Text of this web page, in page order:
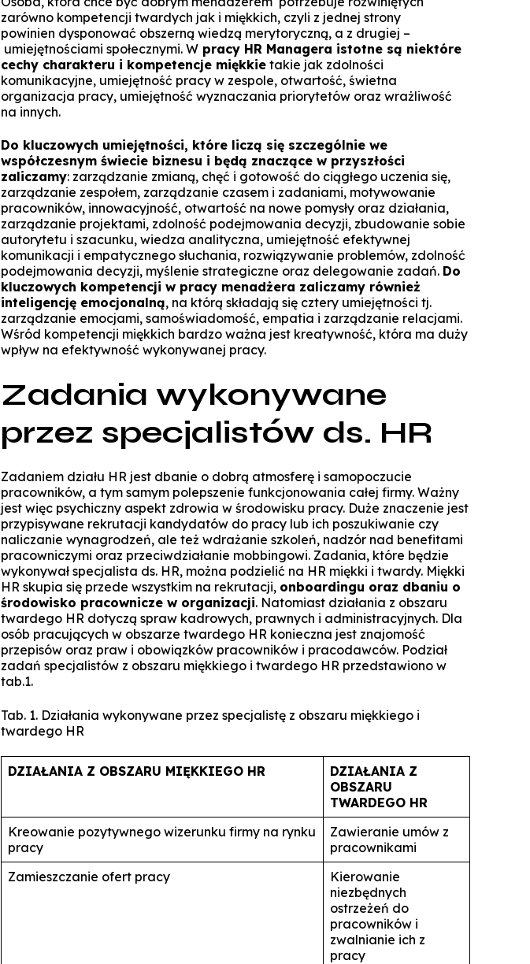
Manager Planowania i
zarówno kompetencji twardych jak i miękkich, czyli z jednej strony
powinien dysponować obszerną wiedzą merytoryczną, a z drugiej –
umiejętnościami społecznymi. W pracy HR Managera istotne są niektóre
cechy charakteru i kompetencje miękkie takie jak zdolności
komunikacyjne, umiejętność pracy w zespole, otwartość, świetna
organizacja pracy, umiejętność wyznaczania priorytetów oraz wrażliwość
na innych.
Do kluczowych umiejętności, które liczą się szczególnie we
współczesnym świecie biznesu i będą znaczące w przyszłości
zaliczamy: zarządzanie zmianą, chęć i gotowość do ciągłego uczenia się,
zarządzanie zespołem, zarządzanie czasem i zadaniami, motywowanie
pracowników, innowacyjność, otwartość na nowe pomysły oraz działania,
zarządzanie projektami, zdolność podejmowania decyzji, zbudowanie sobie
autorytetu i szacunku, wiedza analityczna, umiejętność efektywnej
komunikacji i empatycznego słuchania, rozwiązywanie problemów, zdolność
podejmowania decyzji, myślenie strategiczne oraz delegowanie zadań. Do
kluczowych kompetencji w pracy menadżera zaliczamy również
inteligencję emocjonalną, na którą składają się cztery umiejętności tj.
zarządzanie emocjami, samoświadomość, empatia i zarządzanie relacjami.
Wśród kompetencji miękkich bardzo ważna jest kreatywność, która ma duży
wpływ na efektywność wykonywanej pracy.
Zadania wykonywane
przez specjalistów ds. HR
Zadaniem działu HR jest dbanie o dobrą atmosferę i samopoczucie
pracowników, a tym samym polepszenie funkcjonowania całej firmy. Ważny
jest więc psychiczny aspekt zdrowia w środowisku pracy. Duże znaczenie jest
przypisywane rekrutacji kandydatów do pracy lub ich poszukiwanie czy
naliczanie wynagrodzeń, ale też wdrażanie szkoleń, nadzór nad benefitami
pracowniczymi oraz przeciwdziałanie mobbingowi. Zadania, które będzie
wykonywał specjalista ds. HR, można podzielić na HR miękki i twardy. Miękki
HR skupia się przede wszystkim na rekrutacji, onboardingu oraz dbaniu o
środowisko pracownicze w organizacji. Natomiast działania z obszaru
twardego HR dotyczą spraw kadrowych, prawnych i administracyjnych. Dla
osób pracujących w obszarze twardego HR konieczna jest znajomość
przepisów oraz praw i obowiązków pracowników i pracodawców. Podział
zadań specjalistów z obszaru miękkiego i twardego HR przedstawiono w
tab.1.
Tab. 1. Działania wykonywane przez specjalistę z obszaru miękkiego i
twardego HR
DZIAŁANIA Z OBSZARU MIĘKKIEGO HR
DZIAŁANIA Z
OBSZARU
TWARDEGO HR
Kreowanie pozytywnego wizerunku firmy na rynku
pracy
Zawieranie umów z
pracownikami
Zamieszczanie ofert pracy
Kierowanie
niezbędnych
ostrzeżeń do
pracowników i
zwalnianie ich z
pracy